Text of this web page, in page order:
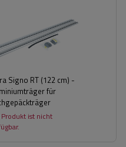
Signo RT (122 cm) -
für
Produkt ist nicht